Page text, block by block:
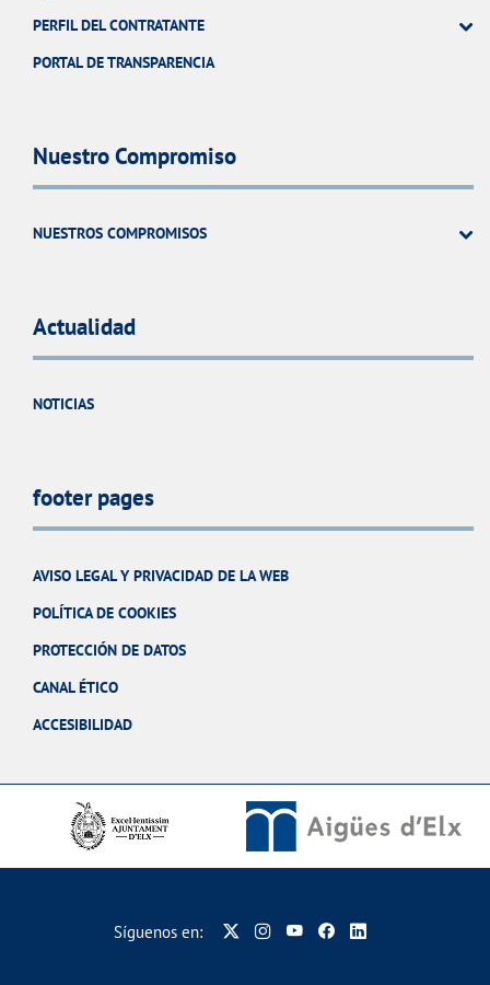
PERFIL DEL CONTRATANTE
PORTAL DE TRANSPARENCIA
Nuestro Compromiso
NUESTROS COMPROMISOS
Actualidad
NOTICIAS
footer pages
AVISO LEGAL Y PRIVACIDAD DE LA WEB
POLÍTICA DE COOKIES
PROTECCIÓN DE DATOS
CANAL ÉTICO
ACCESIBILIDAD
Síguenos en: